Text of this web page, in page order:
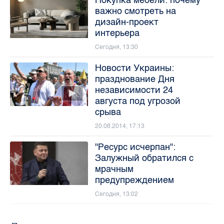
важно смотреть на
дизайн-проект
интерьера
Сегодня, 13:30
Новости Украины:
празднование Дня
независимости 24
августа под угрозой
срыва
20.08.2014, 17:13
"Ресурс исчерпан":
Залужный обратился с
мрачным
предупреждением
Сегодня, 13:02